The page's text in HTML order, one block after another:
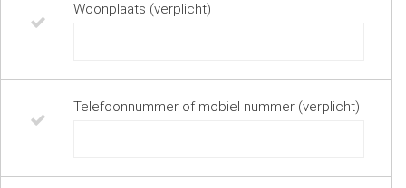
Woonplaats (verplicht)
Telefoonnummer of mobiel nummer (verplicht)